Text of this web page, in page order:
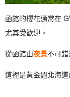
函館的櫻花通常在
尤其受歡迎。
從函館山夜景不可錯
這裡是黃金週北海